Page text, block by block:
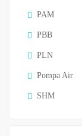
PAM
PBB
PLN
Pompa Air
SHM